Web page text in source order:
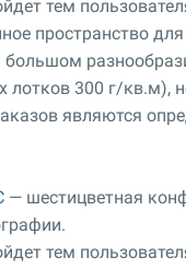
тем
пространство
большом
лотков 300 г/кв.м),
являются
— шестицветная
тем